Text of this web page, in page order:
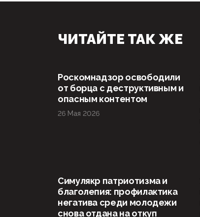
ЧИТАЙТЕ ТАК ЖЕ
Роскомнадзор освободили
от борца с деструктивным и
опасным контентом
26 Мая 2026
Симулякр патриотизма и
благолепия: профилактика
негатива среди молодежи
снова отдана на откуп